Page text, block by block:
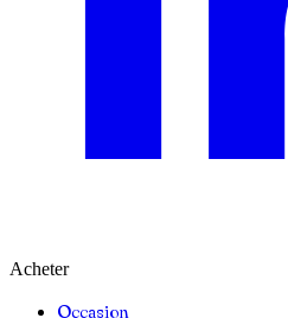
Acheter
Occasion